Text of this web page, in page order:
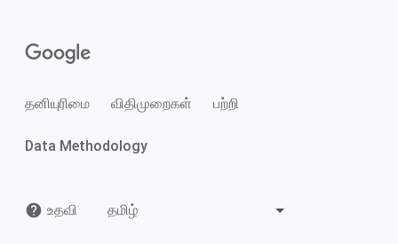
தனியுரிமை விதிமுறைகள் பற்றி
Data Methodology
உதவி